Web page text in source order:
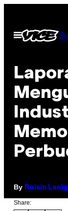
content
Open
Menu
By Roisin
Share: